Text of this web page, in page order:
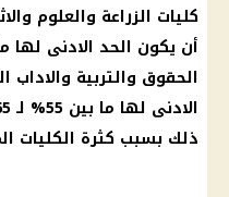
كليات الزراعة والعلوم
الحقوق والتربية والاداب
الادنى لها ما بين 55% لـ 65%، وقد ينخفض
ذلك بسبب كثرة الكليات